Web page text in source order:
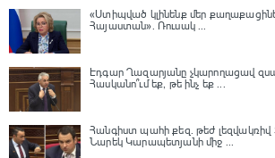
«Ստիպված կլինենք մեր
Հայաստան»․ Ռուսակ ...
Էդգար Ղազարյանը չկարողացավ
Հասկանո՞ւմ եք, թե ինչ եք ...
Հանգիստ պահի քեզ. թեժ
Նարեկ Կարապետյանի միջ ...